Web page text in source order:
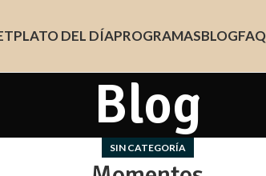
PLATO DEL DÍAPROGRAMASBLOGFAQ
Blog
SIN CATEGORÍA